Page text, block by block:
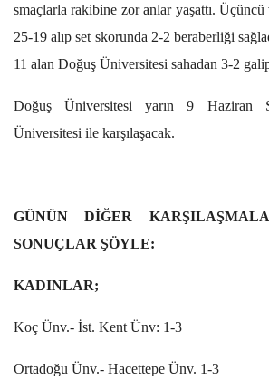
smaçlarla rakibine zor anlar yaşattı.
25-19 alıp set skorunda 2-2 beraberliği
11 alan Doğuş Üniversitesi sahadan 3-2
Doğuş Üniversitesi yarın 9 Haziran
Üniversitesi ile karşılaşacak.
GÜNÜN DİĞER
SONUÇLAR ŞÖYLE:
KADINLAR;
Koç Ünv.- İst. Kent Ünv: 1-3
Ortadoğu Ünv.- Hacettepe Ünv. 1-3